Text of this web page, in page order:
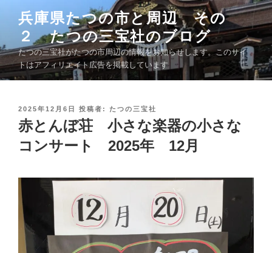
ン
ツ
へ
兵庫県たつの市と周辺 その
２ たつの三宝社のブログ
たつの三宝社がたつの市周辺の情報をお知らせします。このサイ
トはアフィリエイト広告を掲載しています
投
稿
日
:
2025年12月6日 投稿者: たつの三宝社
赤とんぼ荘 小さな楽器の小さな
コンサート 2025年 12月